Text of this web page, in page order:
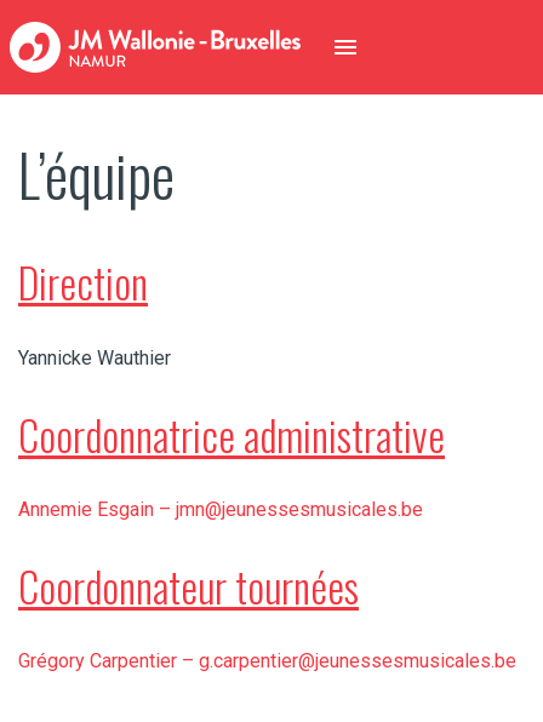
L’équipe
Direction
Yannicke Wauthier
Coordonnatrice administrative
Annemie Esgain – jmn@jeunessesmusicales.be
Coordonnateur tournées
Grégory Carpentier – g.carpentier@jeunessesmusicales.be